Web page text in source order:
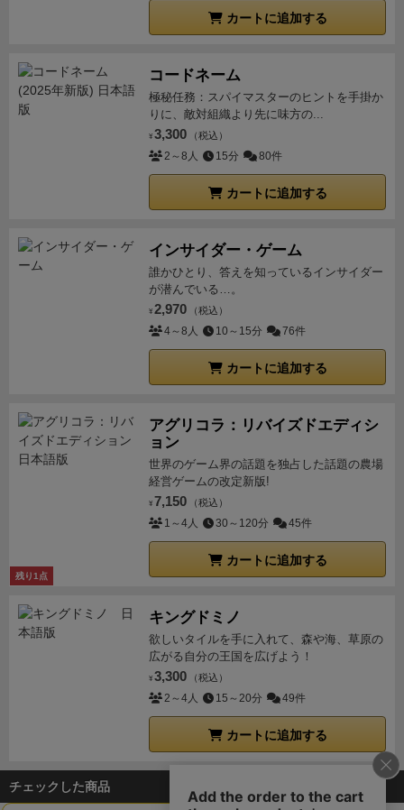
カートに追加する
コードネーム
極秘任務：スパイマスターのヒントを手掛か
りに、敵対組織より先に味方の...
¥ 3,300 （税込）
2～8人 15分 80件
カートに追加する
インサイダー・ゲーム
誰かひとり、答えを知っているインサイダー
が潜んでいる…。
¥ 2,970 （税込）
4～8人 10～15分 76件
カートに追加する
残り1点
アグリコラ：リバイズドエディシ
ョン
世界のゲーム界の話題を独占した話題の農場
経営ゲームの改定新版!
¥ 7,150 （税込）
1～4人 30～120分 45件
カートに追加する
キングドミノ
欲しいタイルを手に入れて、森や海、草原の
広がる自分の王国を広げよう！
¥ 3,300 （税込）
2～4人 15～20分 49件
カートに追加する
チェックした商品